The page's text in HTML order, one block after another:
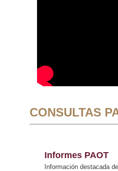
CONSULTAS
Informes PAOT
Información destacada